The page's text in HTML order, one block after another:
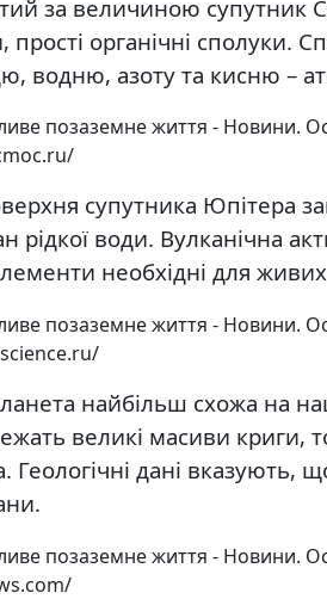
за величиною супутник
прості органічні сполуки.
водню, азоту та кисню –
супутника Юпітера
рідкої води. Вулканічна
необхідні для живих
найбільш схожа на
великі масиви криги,
Геологічні дані